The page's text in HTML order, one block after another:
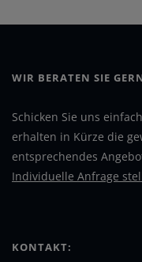
WIR BERATEN SIE
Schicken Sie uns
erhalten in Kürze die
entsprechendes
Individuelle Anfrage
KONTAKT: